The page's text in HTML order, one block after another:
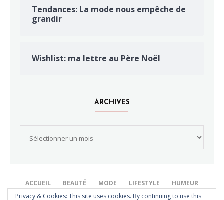
Tendances: La mode nous empêche de
grandir
Wishlist: ma lettre au Père Noël
ARCHIVES
ACCUEIL BEAUTÉ MODE LIFESTYLE
HUMEUR
Privacy & Cookies: This site uses cookies. By continuing to use this